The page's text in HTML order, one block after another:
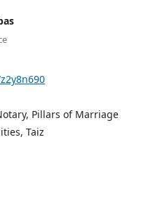
Pillars of Marriage
Taiz